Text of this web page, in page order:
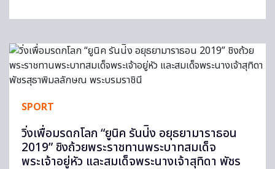
SPORT
วิ่งเพื่อมรดกโลก “ยูนิค รันน่ิง อยุธยามาราธอน
2019” ชิงถ้วยพระราชทานพระบาทสมเด็จ
พระเจ้าอยู่หัว และสมเด็จพระนางเจ้าสุทิดา พัชร